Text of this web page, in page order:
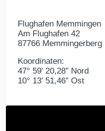
Flughafen Memmingen
Am Flughafen 42
87766 Memmingerberg
Koordinaten:
47° 59′ 20,28″ Nord
10° 13′ 51,46″ Ost